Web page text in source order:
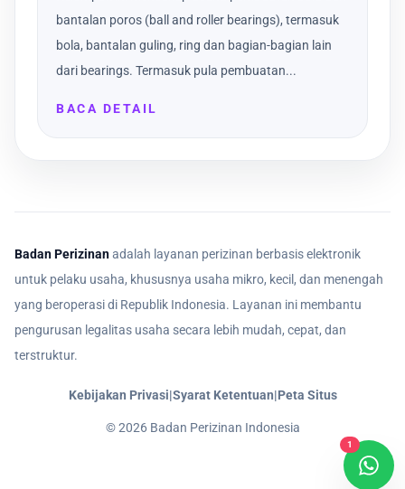
bantalan poros (ball and roller bearings), termasuk
bola, bantalan guling, ring dan bagian-bagian lain
dari bearings. Termasuk pula pembuatan...
BACA DETAIL
Badan Perizinanadalah layanan perizinan berbasis elektronik
untuk pelaku usaha, khususnya usaha mikro, kecil, dan menengah
yang beroperasi di Republik Indonesia. Layanan ini membantu
pengurusan legalitas usaha secara lebih mudah, cepat, dan
terstruktur.
Kebijakan Privasi|Syarat Ketentuan|Peta Situs
©2026Badan Perizinan Indonesia
1